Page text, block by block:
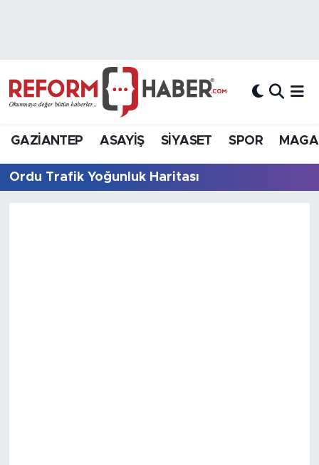
GAZİANTEP ASAYİŞ SİYASET SPOR
Ordu Trafik Yoğunluk Haritası
Hava Durumu
Süper Lig Puan Durumu ve Fikstür